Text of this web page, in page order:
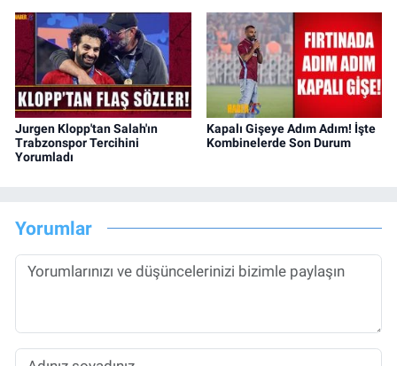
Jurgen Klopp'tan Salah'ın
Trabzonspor Tercihini
Yorumladı
Kapalı Gişeye Adım Adım! İşte
Kombinelerde Son Durum
Yorumlar